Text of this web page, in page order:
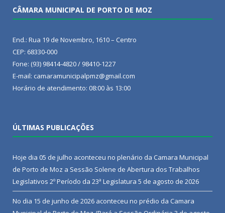
CÂMARA MUNICIPAL DE PORTO DE MOZ
End.: Rua 19 de Novembro, 1610 – Centro
CEP: 68330-000
Fone: (93) 98414-4820 / 98410-1227
E-mail: camaramunicipalpmz@gmail.com
Horário de atendimento: 08:00 às 13:00
ÚLTIMAS PUBLICAÇÕES
Hoje dia 05 de julho aconteceu no plenário da Camara Municipal
de Porto de Moz a Sessão Solene de Abertura dos Trabalhos
Legislativos 2º Período da 23ª Legislatura 5 de agosto de 2026
No dia 15 de junho de 2026 aconteceu no prédio da Camara